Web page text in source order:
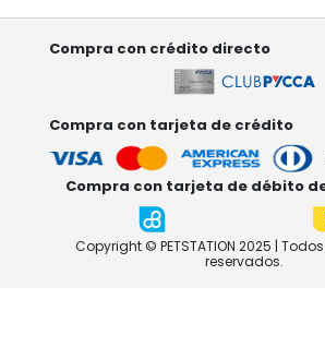
Compra con crédito directo
Compra con tarjeta de crédito
Compra con tarjeta de débito
Copyright © PETSTATION 2025 |
reservados.